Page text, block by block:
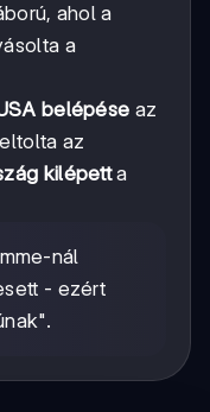
ahol a
a
belépése az
az
kilépetta
nál
- ezért